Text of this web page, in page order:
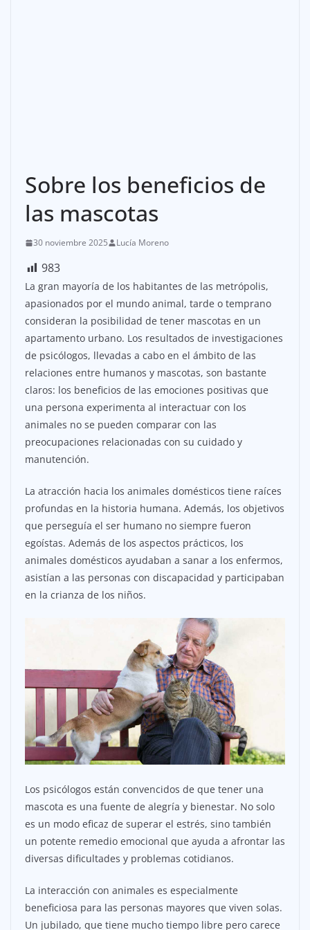
Sobre los beneficios de
las mascotas
30 noviembre 2025 Lucía Moreno
983
La gran mayoría de los habitantes de las metrópolis,
apasionados por el mundo animal, tarde o temprano
consideran la posibilidad de tener mascotas en un
apartamento urbano. Los resultados de investigaciones
de psicólogos, llevadas a cabo en el ámbito de las
relaciones entre humanos y mascotas, son bastante
claros: los beneficios de las emociones positivas que
una persona experimenta al interactuar con los
animales no se pueden comparar con las
preocupaciones relacionadas con su cuidado y
manutención.
La atracción hacia los animales domésticos tiene raíces
profundas en la historia humana. Además, los objetivos
que perseguía el ser humano no siempre fueron
egoístas. Además de los aspectos prácticos, los
animales domésticos ayudaban a sanar a los enfermos,
asistían a las personas con discapacidad y participaban
en la crianza de los niños.
Los psicólogos están convencidos de que tener una
mascota es una fuente de alegría y bienestar. No solo
es un modo eficaz de superar el estrés, sino también
un potente remedio emocional que ayuda a afrontar las
diversas dificultades y problemas cotidianos.
La interacción con animales es especialmente
beneficiosa para las personas mayores que viven solas.
Un jubilado, que tiene mucho tiempo libre pero carece